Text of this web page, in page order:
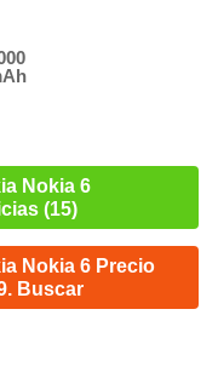
Nokia 6
(15)
Nokia 6 Precio
Buscar